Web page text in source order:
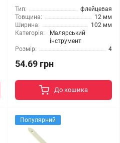
Тип:
флейцевая
Товщина:
12 мм
Ширина:
102 мм
Категорія:
Малярський
інструмент
Розмір:
4
54.69 грн
До кошика
Популярний